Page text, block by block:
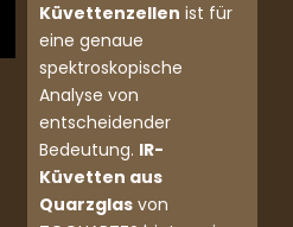
Küvettenzellen ist für
eine genaue
spektroskopische
Analyse von
entscheidender
Bedeutung. IR-
Küvetten aus
Quarzglas von